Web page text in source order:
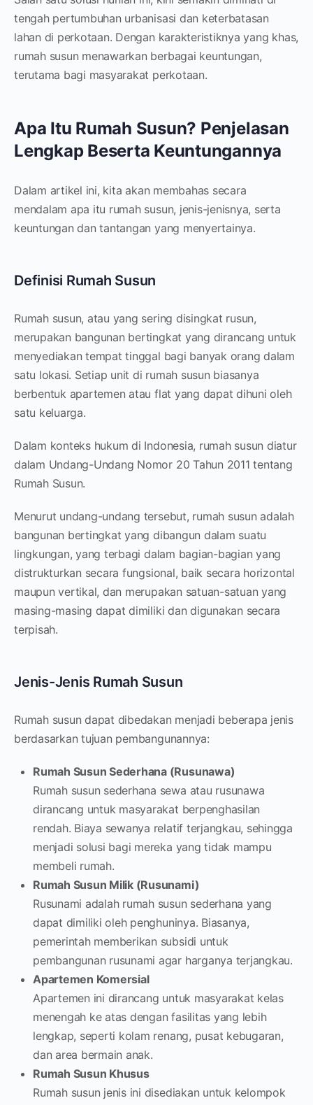
tengah pertumbuhan urbanisasi dan keterbatasan
lahan di perkotaan. Dengan karakteristiknya yang khas,
rumah susun menawarkan berbagai keuntungan,
terutama bagi masyarakat perkotaan.
Apa Itu Rumah Susun? Penjelasan
Lengkap Beserta Keuntungannya
Dalam artikel ini, kita akan membahas secara
mendalam apa itu rumah susun, jenis-jenisnya, serta
keuntungan dan tantangan yang menyertainya.
Definisi Rumah Susun
Rumah susun, atau yang sering disingkat rusun,
merupakan bangunan bertingkat yang dirancang untuk
menyediakan tempat tinggal bagi banyak orang dalam
satu lokasi. Setiap unit di rumah susun biasanya
berbentuk apartemen atau flat yang dapat dihuni oleh
satu keluarga.
Dalam konteks hukum di Indonesia, rumah susun diatur
dalam Undang-Undang Nomor 20 Tahun 2011 tentang
Rumah Susun.
Menurut undang-undang tersebut, rumah susun adalah
bangunan bertingkat yang dibangun dalam suatu
lingkungan, yang terbagi dalam bagian-bagian yang
distrukturkan secara fungsional, baik secara horizontal
maupun vertikal, dan merupakan satuan-satuan yang
masing-masing dapat dimiliki dan digunakan secara
terpisah.
Jenis-Jenis Rumah Susun
Rumah susun dapat dibedakan menjadi beberapa jenis
berdasarkan tujuan pembangunannya:
Rumah Susun Sederhana (Rusunawa)
Rumah susun sederhana sewa atau rusunawa
dirancang untuk masyarakat berpenghasilan
rendah. Biaya sewanya relatif terjangkau, sehingga
menjadi solusi bagi mereka yang tidak mampu
membeli rumah.
Rumah Susun Milik (Rusunami)
Rusunami adalah rumah susun sederhana yang
dapat dimiliki oleh penghuninya. Biasanya,
pemerintah memberikan subsidi untuk
pembangunan rusunami agar harganya terjangkau.
Apartemen Komersial
Apartemen ini dirancang untuk masyarakat kelas
menengah ke atas dengan fasilitas yang lebih
lengkap, seperti kolam renang, pusat kebugaran,
dan area bermain anak.
Rumah Susun Khusus
Rumah susun jenis ini disediakan untuk kelompok